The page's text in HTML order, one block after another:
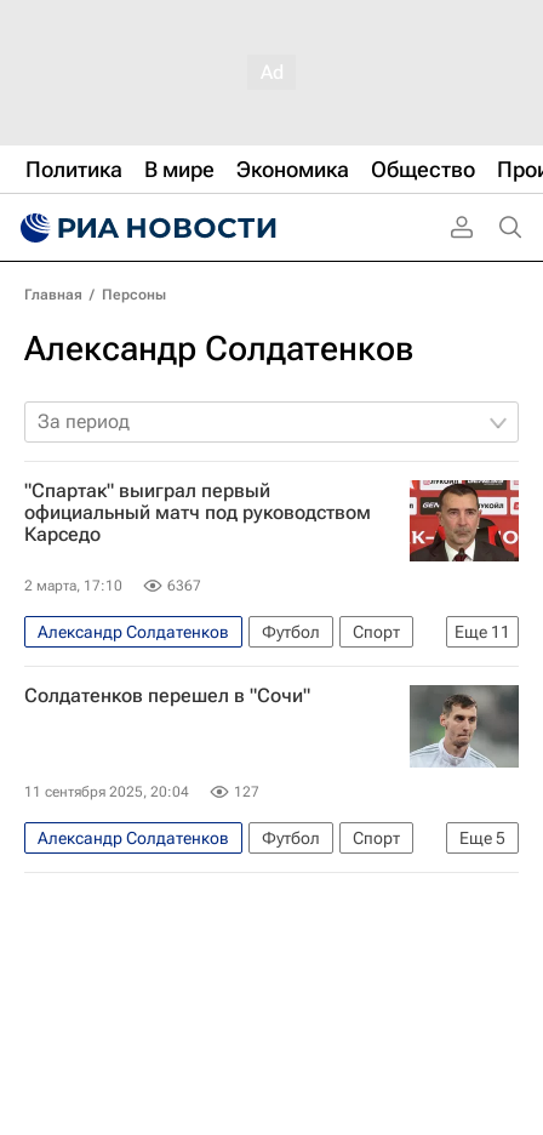
Политика В мире Экономика Общество
Главная / Персоны
Александр Солдатенков
За период
"Спартак" выиграл первый
официальный матч под руководством
Карседо
2 марта, 17:10 6367
Еще 11
Александр Солдатенков Футбол
Спорт
Сочи
Эсекьель Барко
Карлос Карседо
Акрон
Маркиньос
Пабло Солари
Александр Солдатенков (футболист)
Спартак Москва
Сочи Балтика
Солдатенков перешел в "Сочи"
11 сентября 2025, 20:04 127
Еще5
Александр Солдатенков Футбол
Спорт
Краснодарский край
Россия